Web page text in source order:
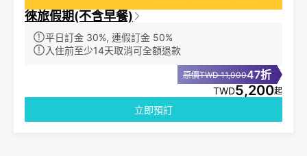
徠旅假期(不含早餐)
平日訂金 30%, 連假訂金 50%
入住前至少14天取消可全額退款
原價TWD 11,00047折
TWD5,200起
立即預訂